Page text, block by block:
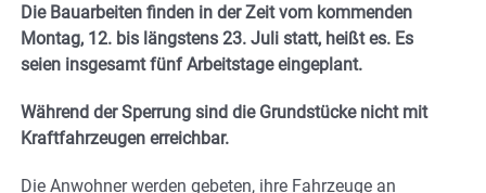
Die Bauarbeiten finden in der Zeit vom kommenden
Montag, 12. bis längstens 23. Juli statt, heißt es. Es
seien insgesamt fünf Arbeitstage eingeplant.
Während der Sperrung sind die Grundstücke nicht mit
Kraftfahrzeugen erreichbar.
Die Anwohner werden gebeten, ihre Fahrzeuge an